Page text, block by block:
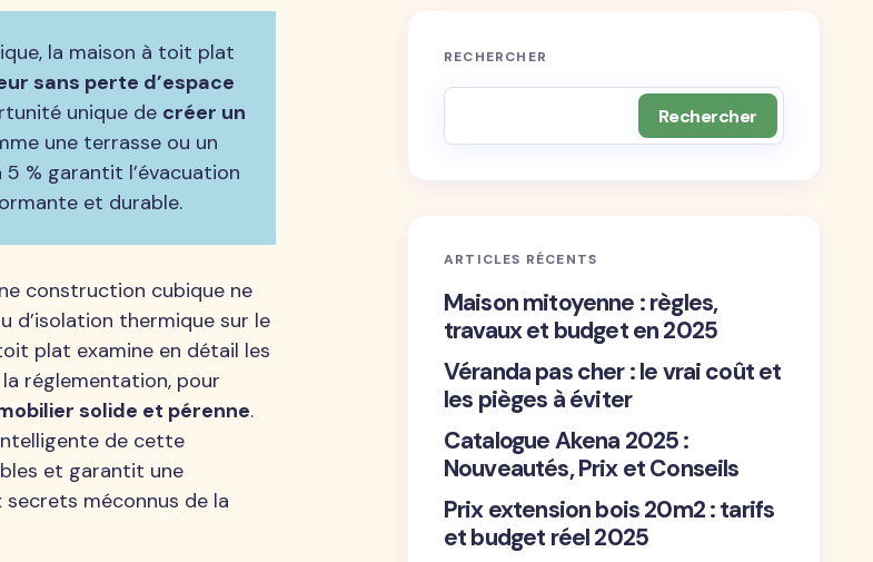
la maison à toit plat
sans perte d’espace
unique de créer un
une terrasse ou un
5 % garantit l’évacuation
et durable.
construction cubique ne
d’isolation thermique sur le
plat examine en détail les
réglementation, pour
solide et pérenne.
de cette
et garantit une
méconnus de la
RECHERCHER
Rechercher
ARTICLES RÉCENTS
Maison mitoyenne : règles,
travaux et budget en 2025
Véranda pas cher : le vrai coût et
les pièges à éviter
Catalogue Akena 2025 :
Nouveautés, Prix et Conseils
Prix extension bois 20m2 : tarifs
et budget réel 2025